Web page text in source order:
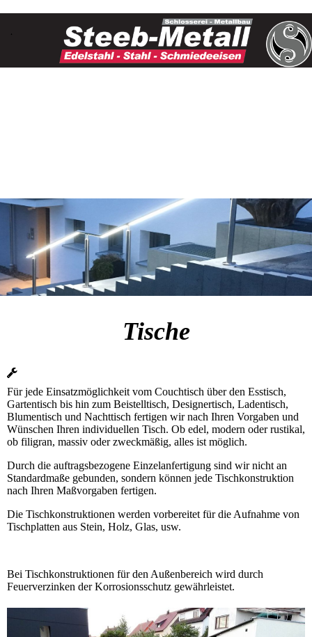
Tische
Für jede Einsatzmöglichkeit vom Couchtisch über den Esstisch,
Gartentisch bis hin zum Beistelltisch, Designertisch, Ladentisch,
Blumentisch und Nachttisch fertigen wir nach Ihren Vorgaben und
Wünschen Ihren individuellen Tisch. Ob edel, modern oder rustikal,
ob filigran, massiv oder zweckmäßig, alles ist möglich.
Durch die auftragsbezogene Einzelanfertigung sind wir nicht an
Standardmaße gebunden, sondern können jede Tischkonstruktion
nach Ihren Maßvorgaben fertigen.
Die Tischkonstruktionen werden vorbereitet für die Aufnahme von
Tischplatten aus Stein, Holz, Glas, usw.
Bei Tischkonstruktionen für den Außenbereich wird durch
Feuerverzinken der Korrosionsschutz gewährleistet.